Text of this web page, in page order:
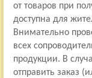
от товаров при
доступна для
Внимательно
всех
продукции. В
отправить заказ